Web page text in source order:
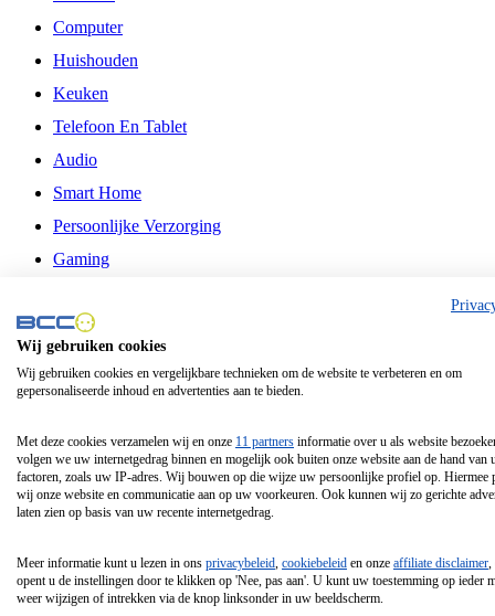
Computer
Huishouden
Keuken
Telefoon En Tablet
Audio
Smart Home
Persoonlijke Verzorging
Gaming
Philips
Schermgrootte 24 Inch
Schermgrootte 85 Inch
Schermgrootte 98 Inch
Tcl
Hd Led Tv
Wij gebruiken cookies
Wij gebruiken cookies en vergelijkbare technieken om de website te verbeteren en om
gepersonaliseerde inhoud en advertenties aan te bieden.
Met deze cookies verzamelen wij en onze 11 partners informatie over u als website
volgen we uw internetgedrag binnen en mogelijk ook buiten onze website aan de hand van
factoren, zoals uw IP-adres. Wij bouwen op die wijze uw persoonlijke profiel op. Hiermee
wij onze website en communicatie aan op uw voorkeuren. Ook kunnen wij zo gerichte
laten zien op basis van uw recente internetgedrag.
Meer informatie kunt u lezen in ons privacybeleid, cookiebeleid en onze affiliate disclaimer,
opent u de instellingen door te klikken op 'Nee, pas aan'. U kunt uw toestemming op ieder
weer wijzigen of intrekken via de knop linksonder in uw beeldscherm.